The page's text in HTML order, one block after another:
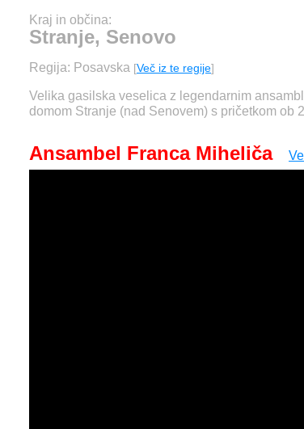
Kraj in občina:
Stranje, Senovo
Regija: Posavska [Več iz te regije]
Velika gasilska veselica z legendarnim
domom Stranje (nad Senovem) s pričetkom ob
Ansambel Franca Miheliča